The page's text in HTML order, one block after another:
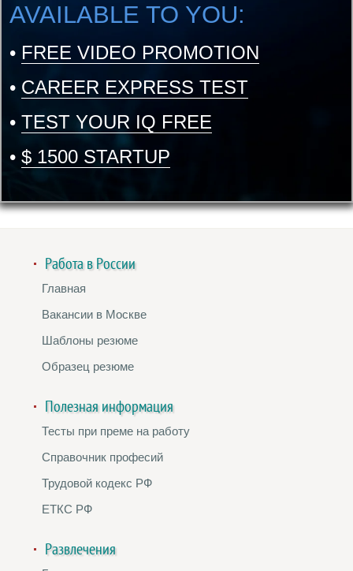
AVAILABLE TO YOU:
• FREE VIDEO PROMOTION
• CAREER EXPRESS TEST
• TEST YOUR IQ FREE
• $ 1500 STARTUP
Работа в России
Главная
Вакансии в Москве
Шаблоны резюме
Образец резюме
Полезная информация
Тесты при преме на работу
Справочник професий
Трудовой кодекс РФ
ЕТКС РФ
Развлечения